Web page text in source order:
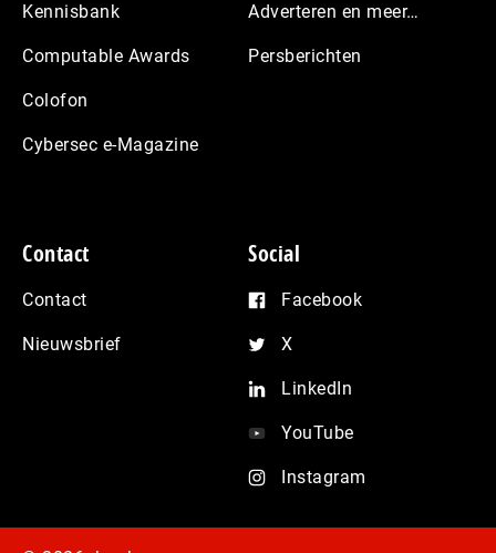
Kennisbank
Computable Awards
Colofon
Cybersec e-Magazine
Adverteren en meer…
Persberichten
Contact
Contact
Nieuwsbrief
Social
Facebook
X
LinkedIn
YouTube
Instagram